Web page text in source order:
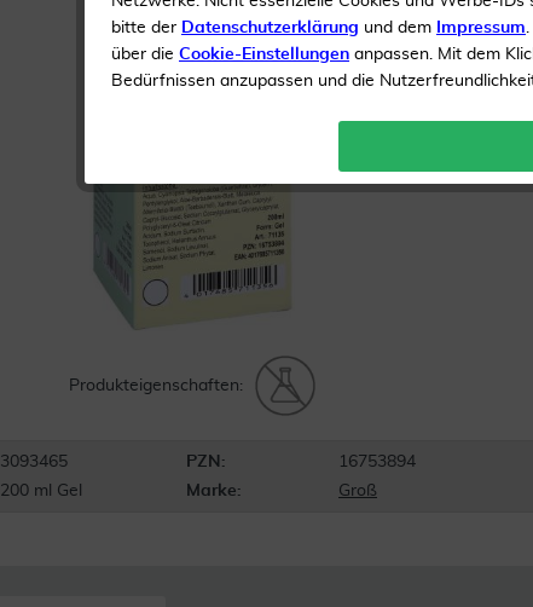
Produkteigenschaften:
3093465 PZN:
16753894
200 ml Gel Marke: Groß
bitte der Datenschutzerklärung und dem Impressum.
über die Cookie-Einstellungen anpassen. Mit dem
Bedürfnissen anzupassen und die